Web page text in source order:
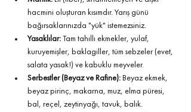
hacmini oluşturan kısımdır. Yarış günü
bağırsaklarınızda "yük" istemezsiniz.
Yasaklılar: Tam tahıllı ekmekler, yulaf,
kuruyemişler, baklagiller, tüm sebzeler (evet,
salata yasak!) ve kabuklu meyveler.
Serbestler (Beyaz ve Rafine): Beyaz ekmek,
beyaz pirinç, makarna, muz, elma püresi,
bal, reçel, zeytinyağı, tavuk, balık.